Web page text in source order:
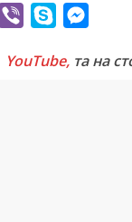
W
b
y
s
YouTube, та на